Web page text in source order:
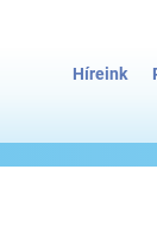
Híreink